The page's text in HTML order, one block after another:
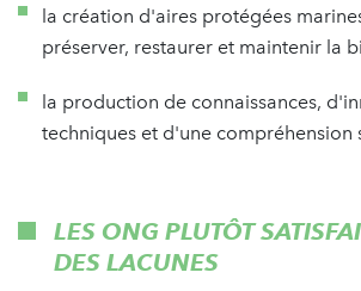
la création d'aires protégées
préserver, restaurer et maintenir la
la production de connaissances,
techniques et d'une compréhension
LES ONG PLUTÔT
DES LACUNES